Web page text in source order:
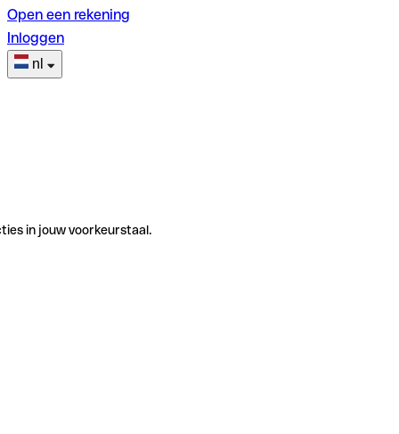
Open een rekening
Inloggen
nl
in jouw voorkeurstaal.